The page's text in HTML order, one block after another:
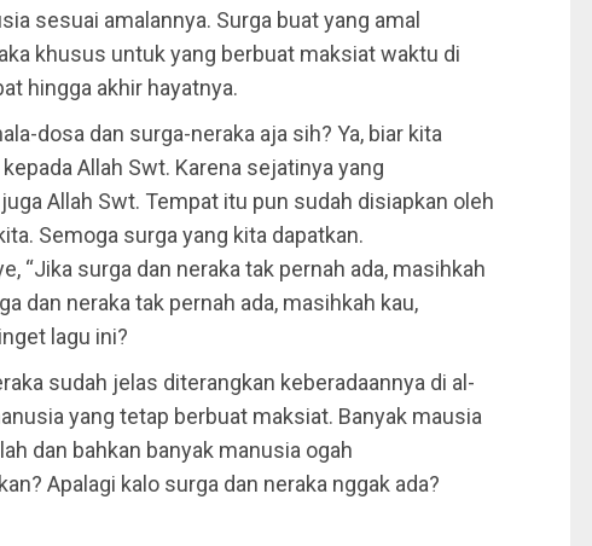
sesuai amalannya. Surga buat yang amal
khusus untuk yang berbuat maksiat waktu di
hingga akhir hayatnya.
dosa dan surga-neraka aja sih? Ya, biar kita
Allah Swt. Karena sejatinya yang
Allah Swt. Tempat itu pun sudah disiapkan oleh
Semoga surga yang kita dapatkan.
“Jika surga dan neraka tak pernah ada, masihkah
dan neraka tak pernah ada, masihkah kau,
lagu ini?
sudah jelas diterangkan keberadaannya di al-
yang tetap berbuat maksiat. Banyak mausia
dan bahkan banyak manusia ogah
Apalagi kalo surga dan neraka nggak ada?